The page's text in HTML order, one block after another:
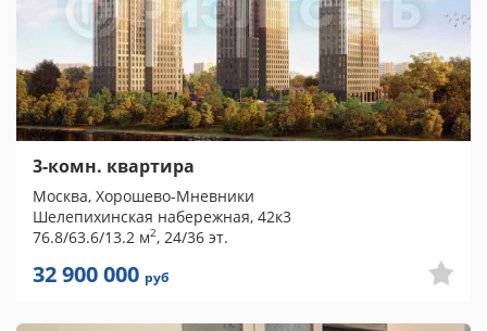
3-комн. квартира
Москва, Хорошево-Мневники
Шелепихинская набережная, 42к3
76.8/63.6/13.2 м2, 24/36 эт.
32 900 000 руб